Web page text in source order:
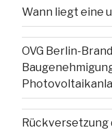
Wann liegt eine
OVG Berlin-
Rückversetzung